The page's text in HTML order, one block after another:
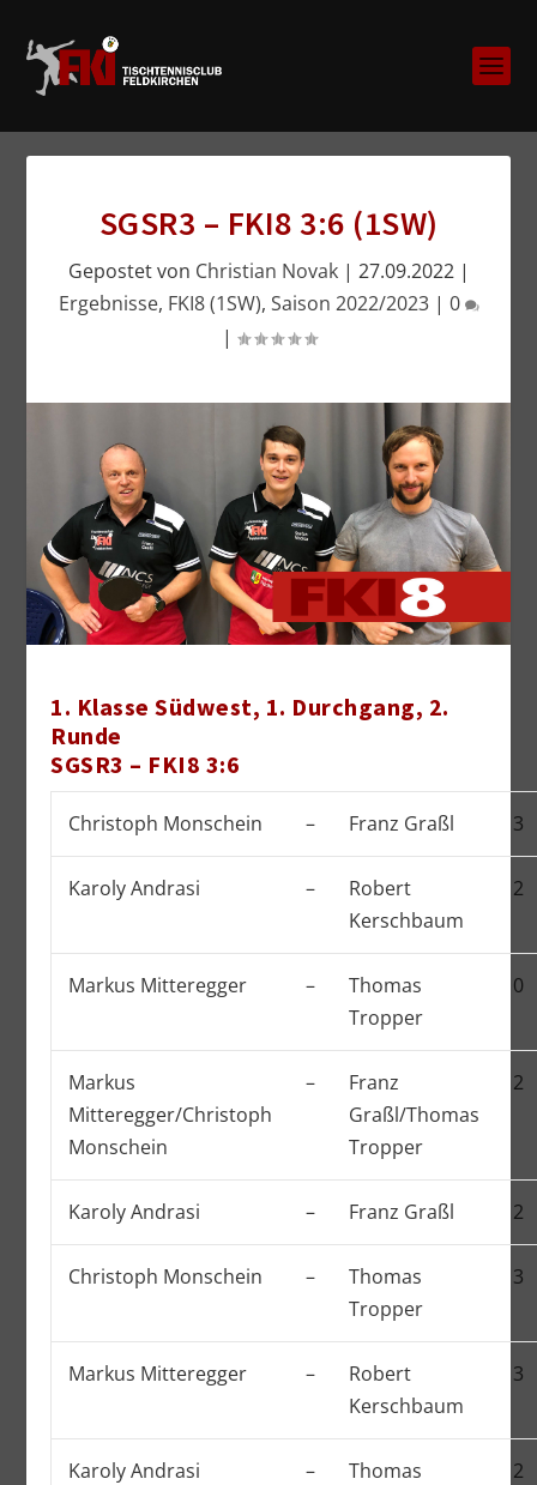
SGSR3 – FKI8 3:6 (1SW)
Gepostet von Christian Novak| 27.09.2022|
Ergebnisse, FKI8 (1SW), Saison 2022/2023| 0
|
1. Klasse Südwest, 1. Durchgang, 2.
Runde
SGSR3 – FKI8 3:6
Christoph Monschein – Franz Graßl 3
Karoly Andrasi –
Robert
Kerschbaum
2
Markus Mitteregger –
Thomas
Tropper
0
Markus
Mitteregger/Christoph
Monschein
–
Franz
Graßl/Thomas
Tropper
2
Karoly Andrasi – Franz Graßl 2
Christoph Monschein –
Thomas
Tropper
3
Markus Mitteregger –
Robert
Kerschbaum
3
Karoly Andrasi –
Thomas
2